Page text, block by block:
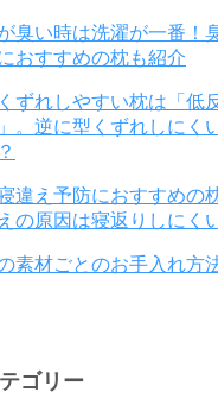
臭い時は洗濯が一番！
おすすめの枕も紹介
ずれしやすい枕は「低
。逆に型くずれしにく
寝違え予防におすすめの
の原因は寝返りしにく
素材ごとのお手入れ方
ゴリー